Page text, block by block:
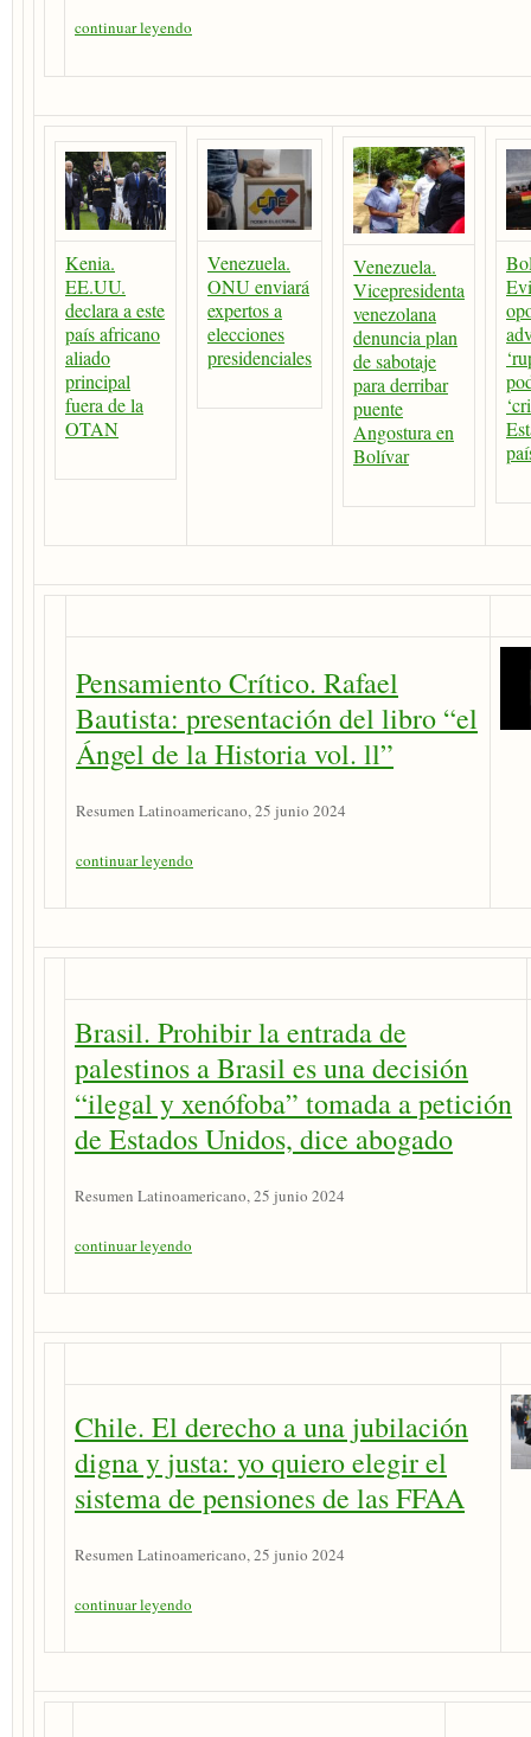
continuar leyendo
Kenia.
EE.UU.
declara a este
país africano
aliado
principal
fuera de la
OTAN
Venezuela.
ONU enviará
expertos a
elecciones
presidenciales
Venezuela.
Vicepresidenta
venezolana
denuncia plan
de sabotaje
para derribar
puente
Angostura en
Bolívar
Pensamiento Crítico. Rafael
Bautista: presentación del libro “el
Ángel de la Historia vol. ll”
Resumen Latinoamericano, 25 junio 2024
continuar leyendo
Brasil. Prohibir la entrada de
palestinos a Brasil es una decisión
“ilegal y xenófoba” tomada a petición
de Estados Unidos, dice abogado
Resumen Latinoamericano, 25 junio 2024
continuar leyendo
Chile. El derecho a una jubilación
digna y justa: yo quiero elegir el
sistema de pensiones de las FFAA
Resumen Latinoamericano, 25 junio 2024
continuar leyendo